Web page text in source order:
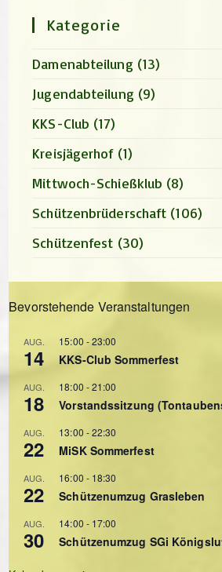
Kategorie
Damenabteilung (13)
Jugendabteilung (9)
KKS-Club (17)
Kreisjägerhof (1)
Mittwoch-Schießklub (8)
Schützenbrüderschaft (106)
Schützenfest (30)
Bevorstehende Veranstaltungen
AUG.
14
15:00 -23:00
KKS-Club Sommerfest
AUG.
18
18:00 -21:00
Vorstandssitzung
AUG.
22
13:00 -22:30
MiSK Sommerfest
AUG.
22
16:00 - 18:30
Schützenumzug Grasleben
AUG.
30
14:00 - 17:00
Schützenumzug SGi